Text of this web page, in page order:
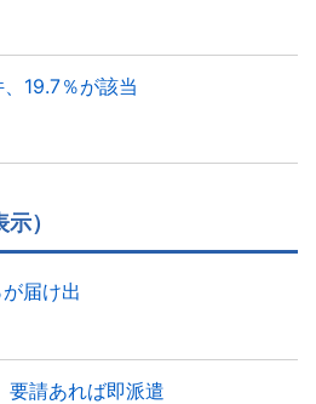
19.7％が該当
）
届け出
要請あれば即派遣